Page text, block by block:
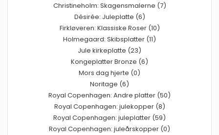
Christineholm: Skagensmalerne (7)
Désirée: Juleplatte (6)
Firkløveren: Klassiske Roser (10)
Holmegaard: Skibsplatter (11)
Jule kirkeplatte (23)
Kongeplatter Bronze (6)
Mors dag hjerte (0)
Noritage (6)
Royal Copenhagen: Andre platter (50)
Royal Copenhagen: julekopper (8)
Royal Copenhagen: juleplatter (59)
Royal Copenhagen: juleårskopper (0)